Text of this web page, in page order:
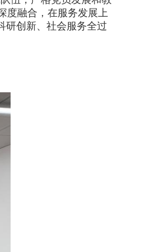
度融合，在服务发展上
研创新、社会服务全过